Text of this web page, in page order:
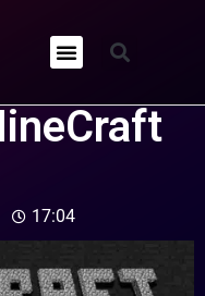
17:04